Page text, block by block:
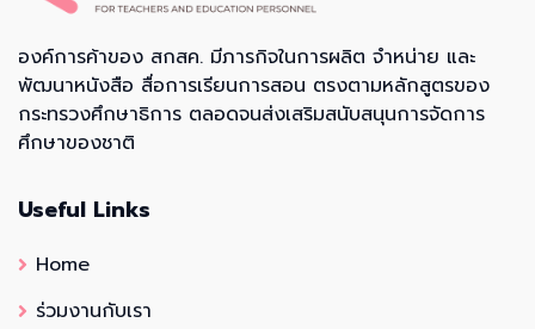
องค์การค้าของ สกสค. มีภารกิจในการผลิต จำหน่าย และ
พัฒนาหนังสือ สื่อการเรียนการสอน ตรงตามหลักสูตรของ
กระทรวงศึกษาธิการ ตลอดจนส่งเสริมสนับสนุนการจัดการ
ศึกษาของชาติ
Useful Links
Home
ร่วมงานกับเรา